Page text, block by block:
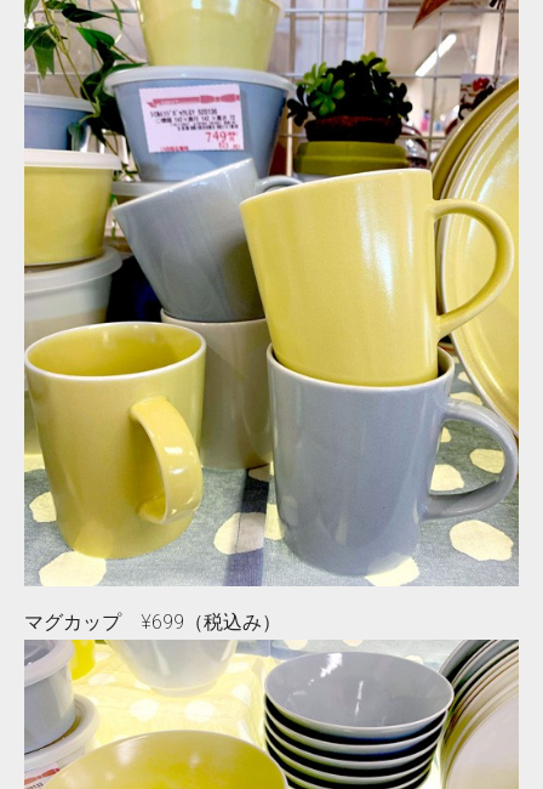
マグカップ ¥699（税込み）